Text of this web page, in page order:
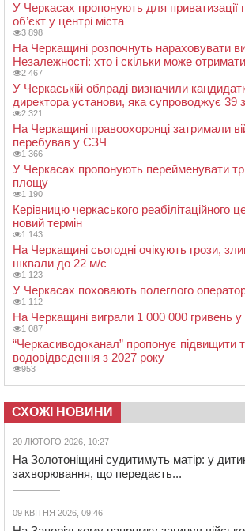
У Черкасах пропонують для приватизації
об’єкт у центрі міста
3 898
На Черкащині розпочнуть нараховувати
Незалежності: хто і скільки може отримати
2 467
У Черкаській облраді визначили
директора установи, яка супроводжує 39
2 321
На Черкащині правоохоронці затримали
перебував у СЗЧ
1 366
У Черкасах пропонують перейменувати
площу
1 190
Керівницю черкаського реабілітаційного
новий термін
1 143
На Черкащині сьогодні очікують грози,
шквали до 22 м/с
1 123
У Черкасах поховають полеглого
1 112
На Черкащині виграли 1 000 000 гривень у
1 087
“Черкасиводоканал” пропонує підвищити
водовідведення з 2027 року
953
СХОЖІ НОВИНИ
20 ЛЮТОГО 2026, 10:27
На Золотоніщині судитимуть матір: у
захворювання, що передаєть...
09 КВІТНЯ 2026, 09:46